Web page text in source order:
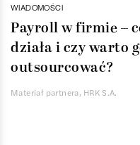
WIADOMOŚCI
Payroll w firmie –
działa i czy warto
outsourcować?
Materiał partnera, HRK S.A.